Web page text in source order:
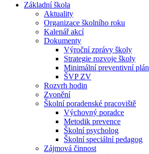
Základní škola
Aktuality
Organizace školního roku
Kalenář akcí
Dokumenty
Výroční zprávy školy
Strategie rozvoje školy
Minimální preventivní plán
ŠVP ZV
Rozvrh hodin
Zvonění
Školní poradenské pracoviště
Výchovný poradce
Metodik prevence
Školní psycholog
Školní speciální pedagog
Zájmová činnost